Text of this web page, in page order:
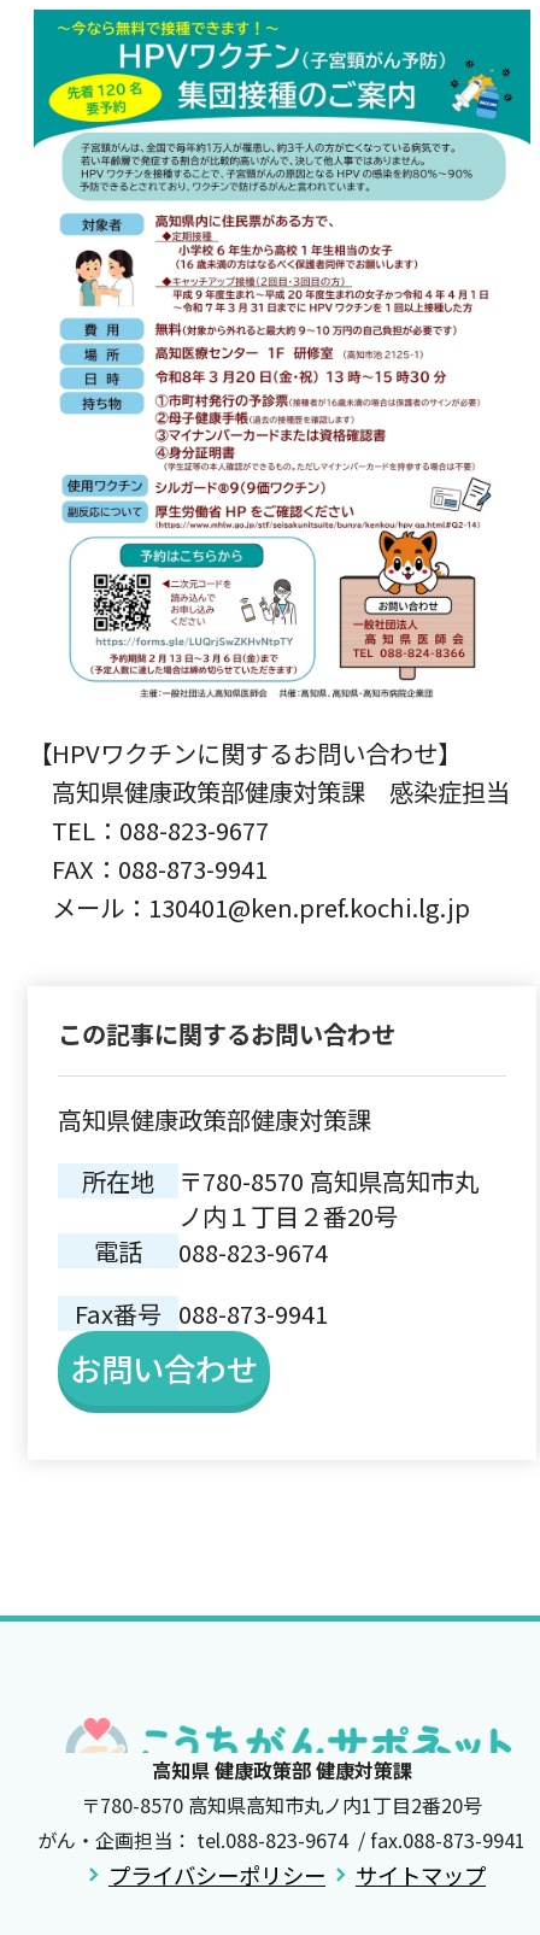
【HPVワクチンに関するお問い合わせ】
高知県健康政策部健康対策課 感染症担当
TEL：088-823-9677
FAX：088-873-9941
メール：130401@ken.pref.kochi.lg.jp
この記事に関するお問い合わせ
高知県健康政策部健康対策課
所在地
〒780-8570 高知県高知市丸
ノ内１丁目２番20号
電話
088-823-9674
Fax番号 088-873-9941
お問い合わせ
高知県 健康政策部 健康対策課
〒780-8570 高知県高知市丸ノ内1丁目2番20号
がん・企画担当： tel.088-823-9674 / fax.088-873-9941
プライバシーポリシー サイトマップ